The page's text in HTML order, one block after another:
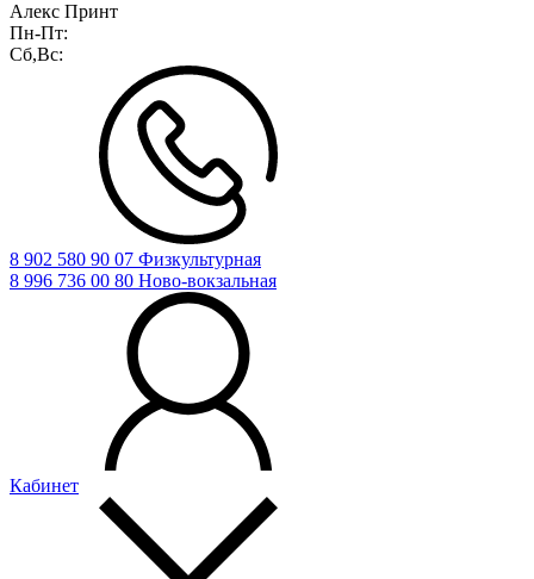
Алекс Принт
Пн-Пт:
Сб,Вс:
8 902 580 90 07 Физкультурная
8 996 736 00 80 Ново-вокзальная
Кабинет